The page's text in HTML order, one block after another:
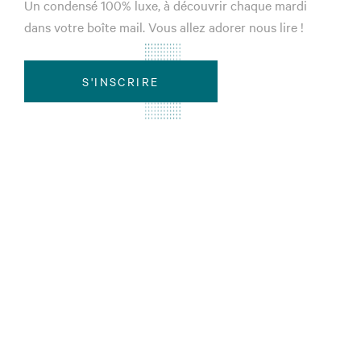
Un condensé 100% luxe, à découvrir chaque mardi
dans votre boîte mail. Vous allez adorer nous lire !
S'INSCRIRE